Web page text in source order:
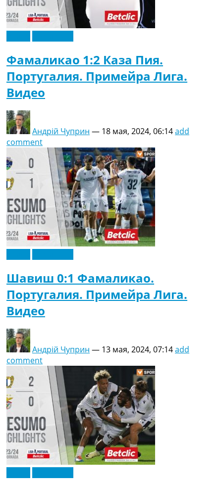
Фамаликао 1:2 Каза Пия.
Португалия. Примейра Лига.
Видео
Андрій Чуприн — 18 мая, 2024, 06:14add
comment
Шавиш 0:1 Фамаликао.
Португалия. Примейра Лига.
Видео
Андрій Чуприн — 13 мая, 2024, 07:14add
comment